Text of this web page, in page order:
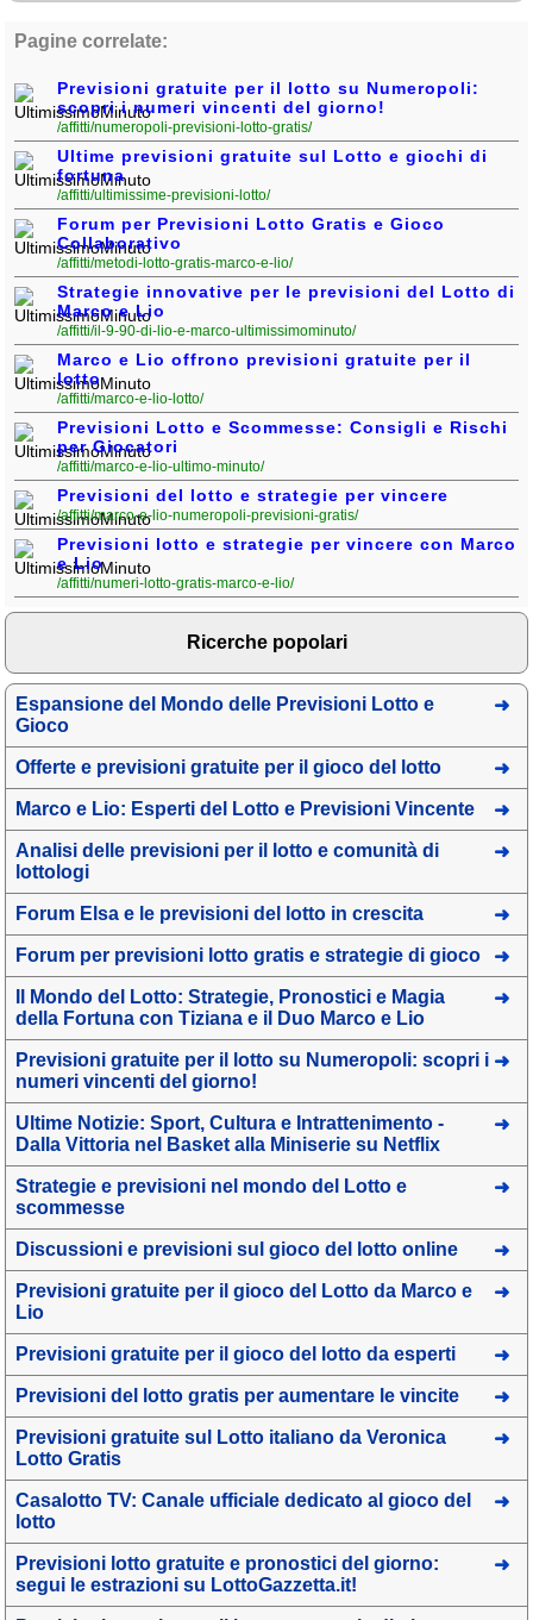
Pagine correlate:
Previsioni gratuite per il lotto su Numeropoli:
scopri i numeri vincenti del giorno!
/affitti/numeropoli-previsioni-lotto-gratis/
Ultime previsioni gratuite sul Lotto e giochi di
fortuna
/affitti/ultimissime-previsioni-lotto/
Forum per Previsioni Lotto Gratis e Gioco
Collaborativo
/affitti/metodi-lotto-gratis-marco-e-lio/
Strategie innovative per le previsioni del Lotto di
Marco e Lio
/affitti/il-9-90-di-lio-e-marco-ultimissimominuto/
Marco e Lio offrono previsioni gratuite per il
lotto
/affitti/marco-e-lio-lotto/
Previsioni Lotto e Scommesse: Consigli e Rischi
per Giocatori
/affitti/marco-e-lio-ultimo-minuto/
Previsioni del lotto e strategie per vincere
/affitti/marco-e-lio-numeropoli-previsioni-gratis/
Previsioni lotto e strategie per vincere con Marco
e Lio
/affitti/numeri-lotto-gratis-marco-e-lio/
Ricerche popolari
Espansione del Mondo delle Previsioni Lotto e
Gioco
Offerte e previsioni gratuite per il gioco del lotto
Marco e Lio: Esperti del Lotto e Previsioni Vincente
Analisi delle previsioni per il lotto e comunità di
lottologi
Forum Elsa e le previsioni del lotto in crescita
Forum per previsioni lotto gratis e strategie di gioco
Il Mondo del Lotto: Strategie, Pronostici e Magia
della Fortuna con Tiziana e il Duo Marco e Lio
Previsioni gratuite per il lotto su Numeropoli: scopri i
numeri vincenti del giorno!
Ultime Notizie: Sport, Cultura e Intrattenimento -
Dalla Vittoria nel Basket alla Miniserie su Netflix
Strategie e previsioni nel mondo del Lotto e
scommesse
Discussioni e previsioni sul gioco del lotto online
Previsioni gratuite per il gioco del Lotto da Marco e
Lio
Previsioni gratuite per il gioco del lotto da esperti
Previsioni del lotto gratis per aumentare le vincite
Previsioni gratuite sul Lotto italiano da Veronica
Lotto Gratis
Casalotto TV: Canale ufficiale dedicato al gioco del
lotto
Previsioni lotto gratuite e pronostici del giorno:
segui le estrazioni su LottoGazzetta.it!